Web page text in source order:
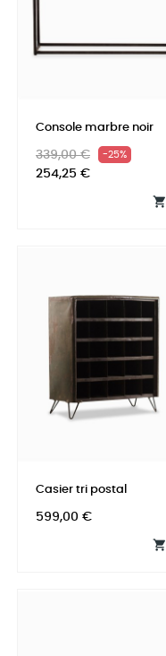
Console marbre noir
Prix
habituel
339,00 € -25%
254,25 €

Casier tri postal
Prix
599,00 €
